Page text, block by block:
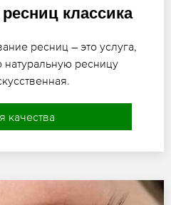
классика
ресниц – это услуга,
ресницу
качества